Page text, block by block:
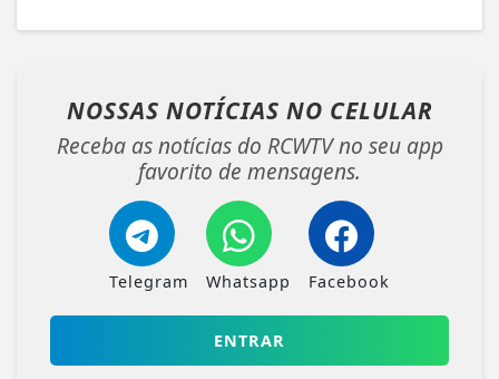
NOSSAS NOTÍCIAS NO CELULAR
Receba as notícias do RCWTV no seu app
favorito de mensagens.
Telegram Whatsapp Facebook
ENTRAR